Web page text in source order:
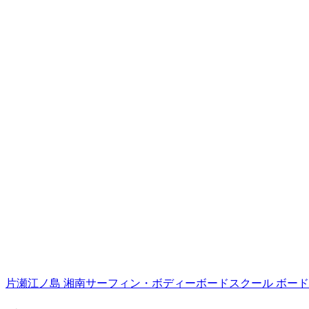
片瀬江ノ島 湘南サーフィン・ボディーボードスクール ボード